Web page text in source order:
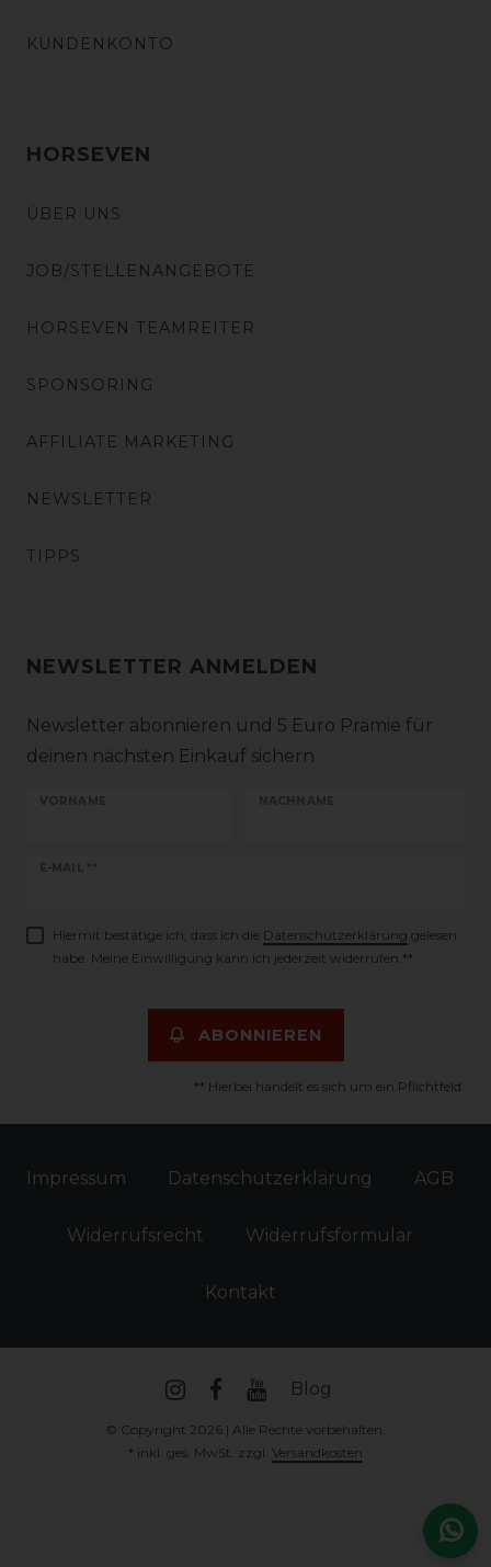
KUNDENKONTO
HORSEVEN
ÜBER UNS
JOB/STELLENANGEBOTE
HORSEVEN TEAMREITER
SPONSORING
AFFILIATE MARKETING
NEWSLETTER
TIPPS
NEWSLETTER ANMELDEN
Newsletter abonnieren und 5 Euro Prämie für
deinen nächsten Einkauf sichern
VORNAME NACHNAME
E-MAIL **
Newsletter
Hiermit bestätige ich, dass ich die Daten­schutz­erklärung gelesen
habe. Meine Einwilligung kann ich jederzeit widerrufen.**
ABONNIEREN
** Hierbei handelt es sich um ein Pflichtfeld.
Impressum Daten­schutz­erklärung AGB
Widerrufs­recht Widerrufs­formular
Kontakt
Blog
© Copyright 2026 | Alle Rechte vorbehalten.
* inkl. ges. MwSt. zzgl. Versandkosten